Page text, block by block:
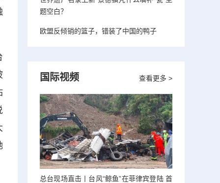
题空白？
欧盟反倾销的篮子，错装了中国的鸭子
查看更多 >
国际视频
总台现场直击丨台风“鲸鱼”在菲律宾登陆 首